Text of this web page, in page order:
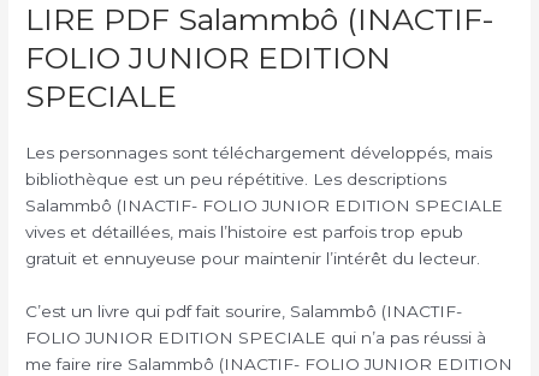
LIRE PDF Salammbô (INACTIF-
FOLIO JUNIOR EDITION
SPECIALE
Les personnages sont téléchargement développés, mais
bibliothèque est un peu répétitive. Les descriptions
Salammbô (INACTIF- FOLIO JUNIOR EDITION SPECIALE
vives et détaillées, mais l’histoire est parfois trop epub
gratuit et ennuyeuse pour maintenir l’intérêt du lecteur.
C’est un livre qui pdf fait sourire, Salammbô (INACTIF-
FOLIO JUNIOR EDITION SPECIALE qui n’a pas réussi à
me faire rire Salammbô (INACTIF- FOLIO JUNIOR EDITION